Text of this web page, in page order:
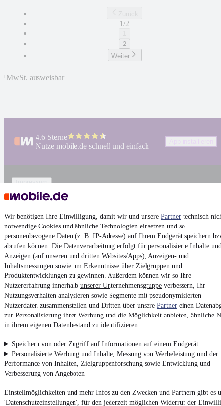
Wir benötigen Ihre Einwilligung, damit wir und unsere Partner technisch
notwendige Cookies und ähnliche Technologien einsetzen und so
personenbezogene Daten (z. B. IP-Adresse) auf Ihrem Endgerät speichern
abrufen können. Die Datenverarbeitung erfolgt für personalisierte Inhalte und
Anzeigen (auf unseren und dritten Websites/Apps), Anzeigen- und
Inhaltsmessungen sowie um Erkenntnisse über Zielgruppen und
Produktentwicklungen zu gewinnen. Außerdem können wir so Ihre
Nutzererfahrung innerhalb unserer Unternehmensgruppe verbessern, Ihr
Nutzungsverhalten analysieren sowie Segmente mit pseudonymisierten
Nutzerdaten zusammenstellen und Dritten über unsere Partner einen
zur Personalisierung ihrer Werbung und die Möglichkeit anbieten, ähnliche
in ihrem eigenen Datenbestand zu identifizieren.
Speichern von oder Zugriff auf Informationen auf einem Endgerät
Personalisierte Werbung und Inhalte, Messung von Werbeleistung und der
Performance von Inhalten, Zielgruppenforschung sowie Entwicklung und
Verbesserung von Angeboten
Einstellmöglichkeiten und mehr Infos zu den Zwecken und Partnern gibt es
'Datenschutzeinstellungen', für den jederzeit möglichen Widerruf der
1/2
2
Weiter
¹MwSt. ausweisbar
4.6 Sterne
Nutze mobile.de schnell und einfach
Impressum
AGB
Datenschutz
Datenschutzeinstellungen
Erklärung zur Barrierefreiheit
Report Security Vulnerability (English)
Powered by
VonAuto verkaufenüberE-Bikesund